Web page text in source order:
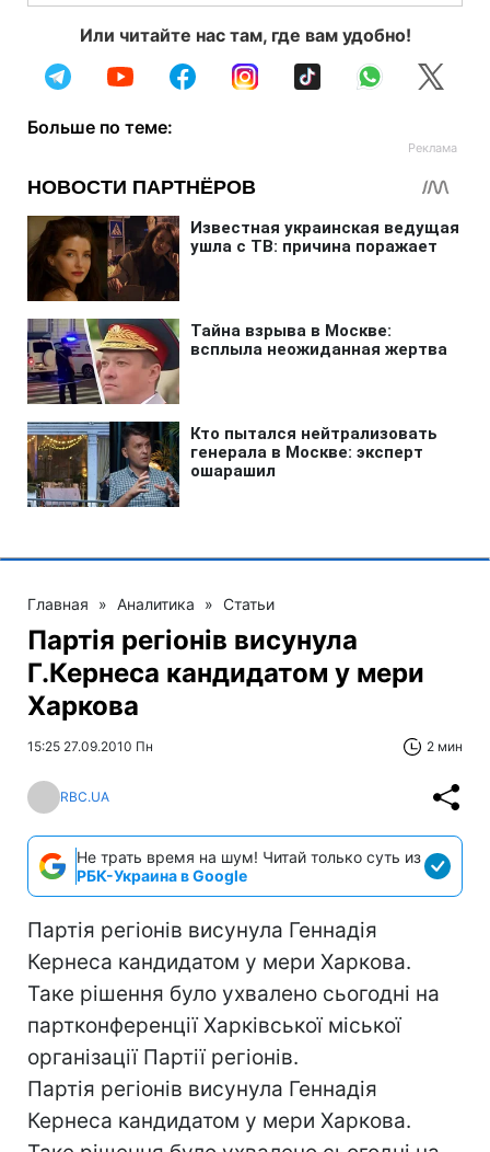
Или читайте нас там, где вам удобно!
Больше по теме:
Главная » Аналитика » Статьи
Партія регіонів висунула
Г.Кернеса кандидатом у мери
Харкова
15:25 27.09.2010 Пн 2 мин
RBC.UA
Не трать время на шум! Читай только суть из
РБК-Украина в Google
Партія регіонів висунула Геннадія
Кернеса кандидатом у мери Харкова.
Таке рішення було ухвалено сьогодні на
партконференції Харківської міської
організації Партії регіонів.
Партія регіонів висунула Геннадія
Кернеса кандидатом у мери Харкова.